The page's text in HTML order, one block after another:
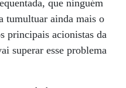
que ninguém
tumultuar ainda mais o
principais acionistas da
superar esse problema